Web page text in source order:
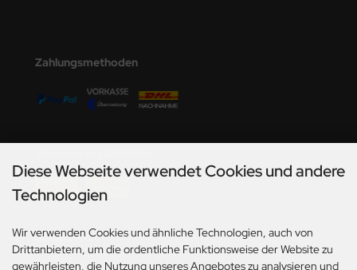
Zahlungsmethoden
Social Media
Diese Webseite verwendet Cookies und andere
Technologien
Wir verwenden Cookies und ähnliche Technologien, auch von
Drittanbietern, um die ordentliche Funktionsweise der Website zu
gewährleisten, die Nutzung unseres Angebotes zu analysieren und